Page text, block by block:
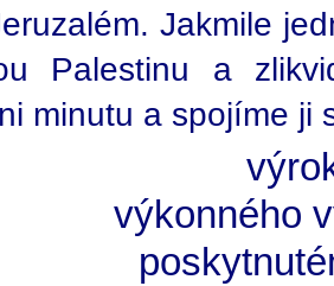
Jakmile
Palestinu a
minutu a spojíme ji
výkonného